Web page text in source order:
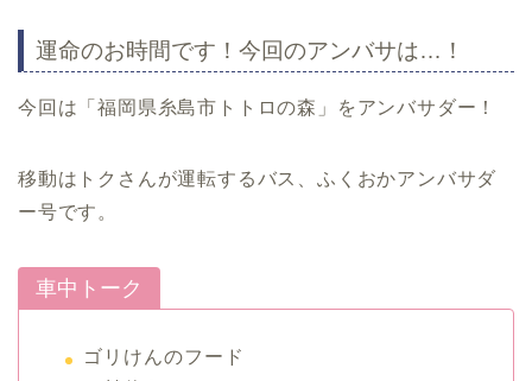
運命のお時間です！今回のアンバサは…！
今回は「福岡県糸島市トトロの森」をアンバサダー！
移動はトクさんが運転するバス、ふくおかアンバサダ
ー号です。
車中トーク
ゴリけんのフード